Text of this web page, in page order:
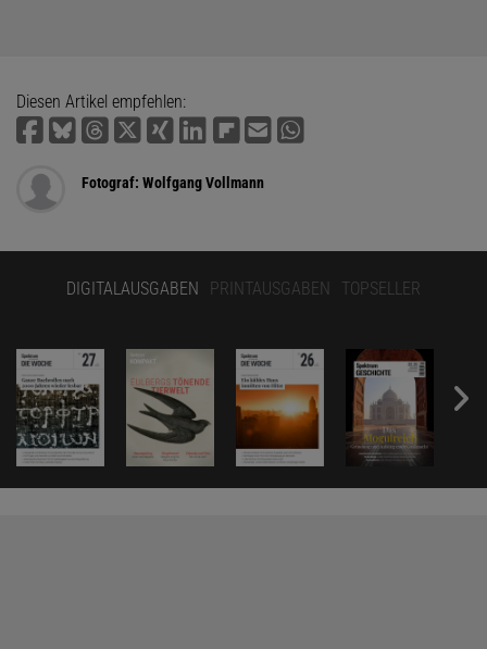
Diesen Artikel empfehlen:
Fotograf: Wolfgang Vollmann
DIGITALAUSGABEN PRINTAUSGABEN TOPSELLER